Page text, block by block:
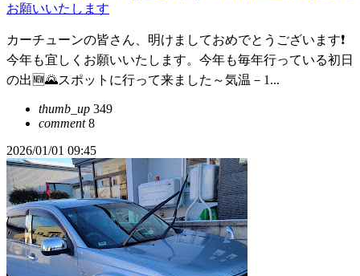
お願いいたします
カーチューンの皆さん、明けましておめでとうございます❗
今年も宜しくお願いいたします。今年も毎年行っている初日
の出🆕️🌄スポットに行って来ました～気温－1...
thumb_up 349
comment8
2026/01/01 09:45